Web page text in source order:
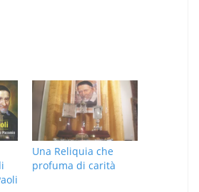
Una Reliquia che
profuma di carità